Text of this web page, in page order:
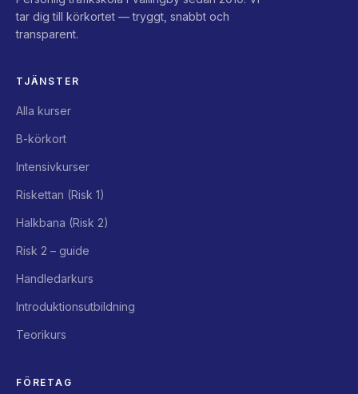
tar dig till körkortet — tryggt, snabbt och
transparent.
TJÄNSTER
Alla kurser
B-körkort
Intensivkurser
Riskettan (Risk 1)
Halkbana (Risk 2)
Risk 2 – guide
Handledarkurs
Introduktionsutbildning
Teorikurs
FÖRETAG